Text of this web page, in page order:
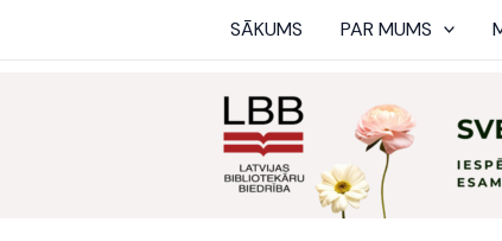
SĀKUMS PAR MUMS